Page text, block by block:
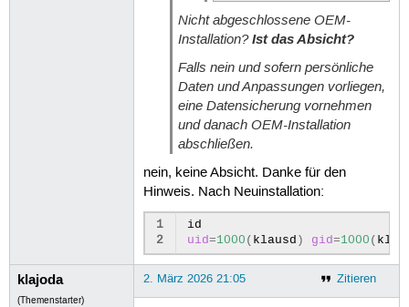
Nicht abgeschlossene OEM-
Installation?Ist das Absicht?
Falls nein und sofern persönliche
Daten und Anpassungen vorliegen,
eine Datensicherung vornehmen
und danach OEM-Installation
abschließen.
nein, keine Absicht. Danke für den
Hinweis. Nach Neuinstallation:
1
2
uid=1000 ( klausd ) gid=1000 (
klajoda
(Themenstarter)
Zitieren
2. März 2026 21:05